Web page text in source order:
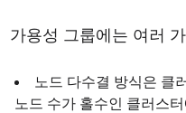
가용성 그룹에는 여러
노드 다수결 방식은 클
노드 수가 홀수인 클러스